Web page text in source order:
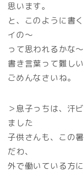
思います。
と、このように書
イの～
って思われるかな～
書き言葉って難し
ごめんなさいね。
＞息子っちは、汗
ました
子供さんも、この
だわ、
外で働いている方